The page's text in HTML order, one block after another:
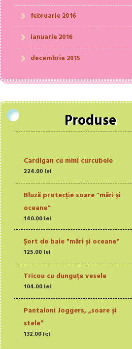
februarie 2016
ianuarie 2016
decembrie 2015
Produse
Cardigan cu mini curcubeie
224.00 lei
Bluză protecție soare "mări și
oceane"
140.00 lei
Șort de baie "mări și oceane"
125.00 lei
Tricou cu dunguțe vesele
104.00 lei
Pantaloni Joggers, „soare și
stele”
132.00 lei